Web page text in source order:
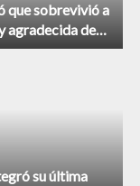
que sobrevivió a
agradecida de
su última